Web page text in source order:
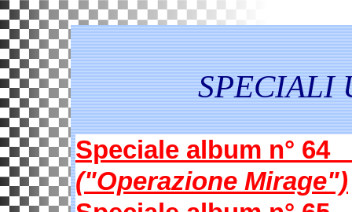
SPECIALI
Speciale album
("Operazione Mirage")